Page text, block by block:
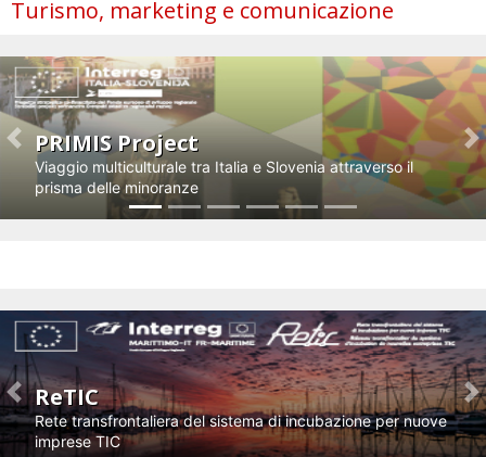
Turismo, marketing e comunicazione
PRIMIS Project
Viaggio multiculturale tra Italia e Slovenia attraverso il
prisma delle minoranze
Previous
ReTIC
Rete transfrontaliera del sistema di incubazione per nuove
imprese TIC
Previous